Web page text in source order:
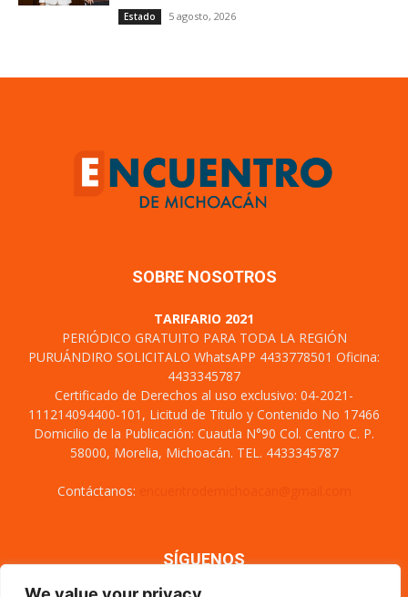
Estado 5 agosto, 2026
SOBRE NOSOTROS
TARIFARIO 2021
PERIÓDICO GRATUITO PARA TODA LA REGIÓN
PURUÁNDIRO SOLICITALO WhatsAPP 4433778501 Oficina:
4433345787
Certificado de Derechos al uso exclusivo: 04-2021-
111214094400-101, Licitud de Titulo y Contenido No 17466
Domicilio de la Publicación: Cuautla N°90 Col. Centro C. P.
58000, Morelia, Michoacán. TEL. 4433345787
Contáctanos:
SÍGUENOS